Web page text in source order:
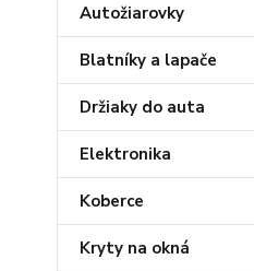
Autožiarovky
Blatníky a lapače
Držiaky do auta
Elektronika
Koberce
Kryty na okná